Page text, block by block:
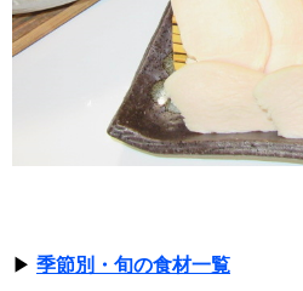
▶ 季節別・旬の食材一覧